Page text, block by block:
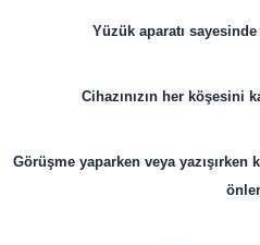
Yüzük aparatı
Cihazınızın her köşesini
Görüşme yaparken veya
önler